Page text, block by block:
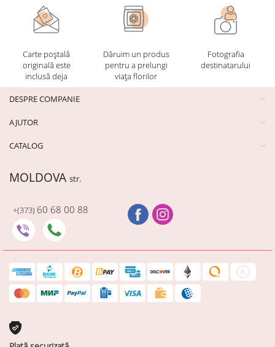
Carte poștală
originală este
inclusă deja
Dăruim un produs
pentru a prelungi
viața florilor
Fotografia
destinatarului
DESPRE COMPANIE
AJUTOR
CATALOG
MOLDOVA str.
+(373) 60 68 00 88